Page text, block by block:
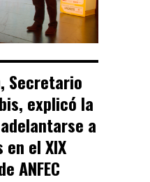
Secretario
explicó la
a
el XIX
ANFEC